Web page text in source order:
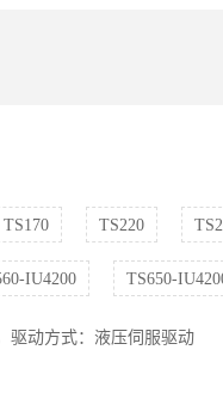
TS170 TS220
IU4200 TS650-
驱动方式：液压伺服驱动